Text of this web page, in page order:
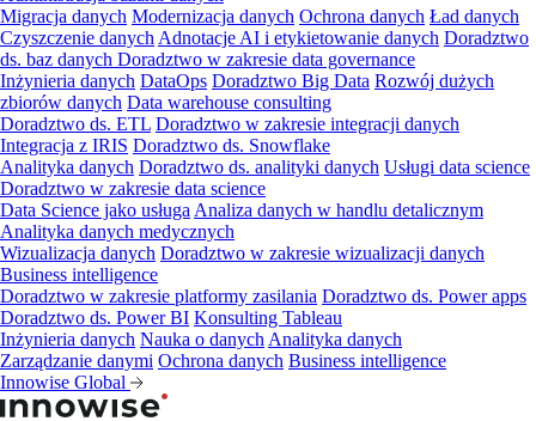
Migracja danych Modernizacja danych Ochrona danych Ład danych
Czyszczenie danych Adnotacje AI i etykietowanie danych Doradztwo
ds. baz danych Doradztwo w zakresie data governance
Inżynieria danych DataOps Doradztwo Big Data Rozwój dużych
zbiorów danych Data warehouse consulting
Doradztwo ds. ETL Doradztwo w zakresie integracji danych
Integracja z IRIS Doradztwo ds. Snowflake
Analityka danych Doradztwo ds. analityki danych Usługi data science
Doradztwo w zakresie data science
Data Science jako usługa Analiza danych w handlu detalicznym
Analityka danych medycznych
Wizualizacja danych Doradztwo w zakresie wizualizacji danych
Business intelligence
Doradztwo w zakresie platformy zasilania Doradztwo ds. Power apps
Doradztwo ds. Power BI Konsulting Tableau
Inżynieria danych Nauka o danych Analityka danych
Zarządzanie danymi Ochrona danych Business intelligence
Innowise Global